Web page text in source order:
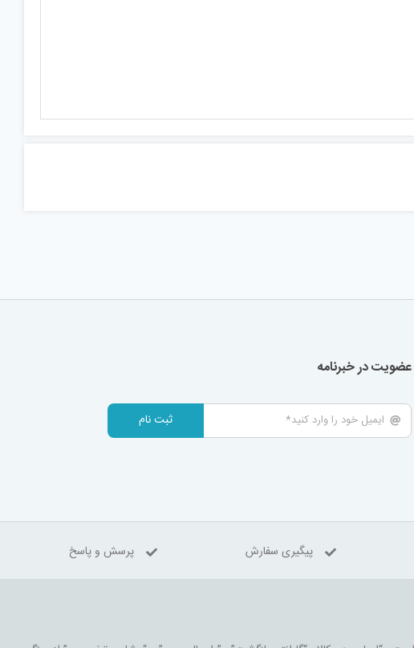
عضویت در خبرنامه
ثبت نام
پیگیری سفارش پرسش و پاسخ